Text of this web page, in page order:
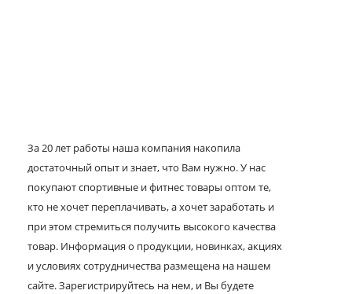
За 20 лет работы наша компания накопила
достаточный опыт и знает, что Вам нужно. У нас
покупают спортивные и фитнес товары оптом те,
кто не хочет переплачивать, а хочет заработать и
при этом стремиться получить высокого качества
товар. Информация о продукции, новинках, акциях
и условиях сотрудничества размещена на нашем
сайте. Зарегистрируйтесь на нем, и Вы будете